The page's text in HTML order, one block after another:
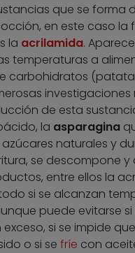
que se forma
en este caso la
la acrilamida.
temperaturas a
carbohidratos
investigaciones
de esta
la asparagina
naturales y
se descompone y
entre ellos la
si se alcanzan
puede evitarse
si se impide
o si se fríe con